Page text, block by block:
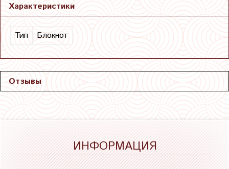
Характеристики
Тип Блокнот
Отзывы
ИНФОРМАЦИЯ